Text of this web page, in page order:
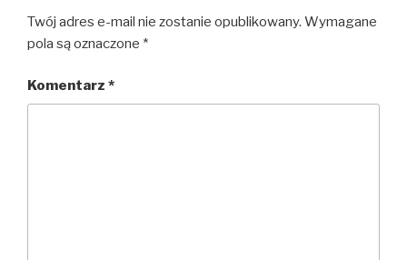
Twój adres e-mail nie zostanie opublikowany. Wymagane
pola są oznaczone *
Komentarz *